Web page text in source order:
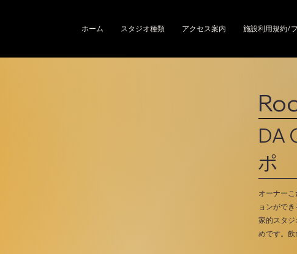
ホーム スタジオ種類 アクセス案内 施設利用規約/
DA
ポ
オーナー
ョンがで
家的スタ
めです。飲